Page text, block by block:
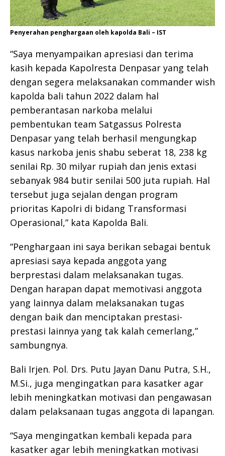
Penyerahan penghargaan oleh kapolda Bali – IST
“Saya menyampaikan apresiasi dan terima
kasih kepada Kapolresta Denpasar yang telah
dengan segera melaksanakan commander wish
kapolda bali tahun 2022 dalam hal
pemberantasan narkoba melalui
pembentukan team Satgassus Polresta
Denpasar yang telah berhasil mengungkap
kasus narkoba jenis shabu seberat 18, 238 kg
senilai Rp. 30 milyar rupiah dan jenis extasi
sebanyak 984 butir senilai 500 juta rupiah. Hal
tersebut juga sejalan dengan program
prioritas Kapolri di bidang Transformasi
Operasional,” kata Kapolda Bali.
“Penghargaan ini saya berikan sebagai bentuk
apresiasi saya kepada anggota yang
berprestasi dalam melaksanakan tugas.
Dengan harapan dapat memotivasi anggota
yang lainnya dalam melaksanakan tugas
dengan baik dan menciptakan prestasi-
prestasi lainnya yang tak kalah cemerlang,”
sambungnya.
Bali Irjen. Pol. Drs. Putu Jayan Danu Putra, S.H.,
M.Si., juga mengingatkan para kasatker agar
lebih meningkatkan motivasi dan pengawasan
dalam pelaksanaan tugas anggota di lapangan.
“Saya mengingatkan kembali kepada para
kasatker agar lebih meningkatkan motivasi